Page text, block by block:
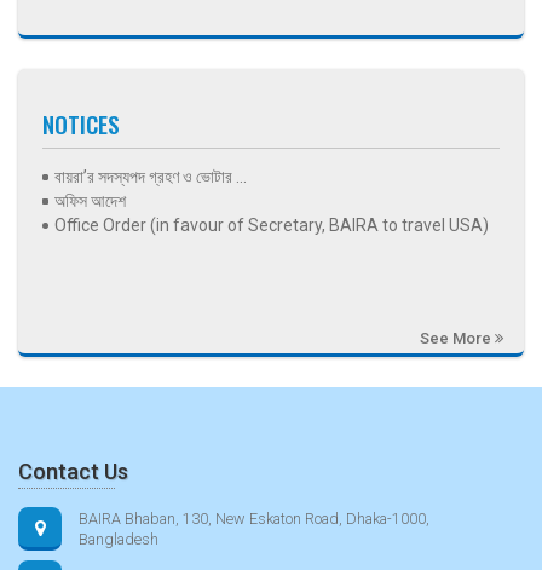
NOTICES
বায়রা’র সদস্যপদ গ্রহণ ও ভোটার ...
অফিস আদেশ
Office Order (in favour of Secretary, BAIRA to travel USA)
See More
Contact Us
BAIRA Bhaban, 130, New Eskaton Road, Dhaka-1000,
Bangladesh